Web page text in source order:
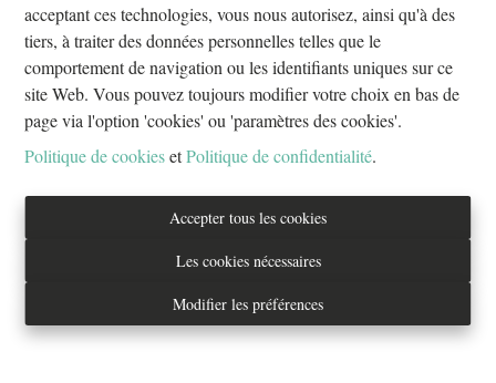
acceptant ces technologies, vous nous autorisez, ainsi qu'à des
tiers, à traiter des données personnelles telles que le
comportement de navigation ou les identifiants uniques sur ce
site Web. Vous pouvez toujours modifier votre choix en bas de
page via l'option 'cookies' ou 'paramètres des cookies'.
Politique de cookiesetPolitique de confidentialité.
Accepter tous les cookies
Les cookies nécessaires
Modifier les préférences
À Vendre À Louer
Tél. : 02/733.70.70
Real estate